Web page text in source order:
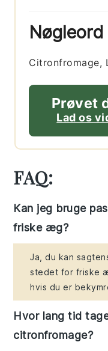
Nøgleord
Citronfromage,
Prøvet
Lad os
FAQ:
Kan jeg bruge
friske æg?
Ja, du kan
stedet for friske
hvis du er
Hvor lang tid
citronfromage?